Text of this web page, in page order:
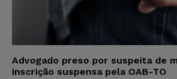
Advogado preso por suspeita de
inscrição suspensa pela OAB-TO